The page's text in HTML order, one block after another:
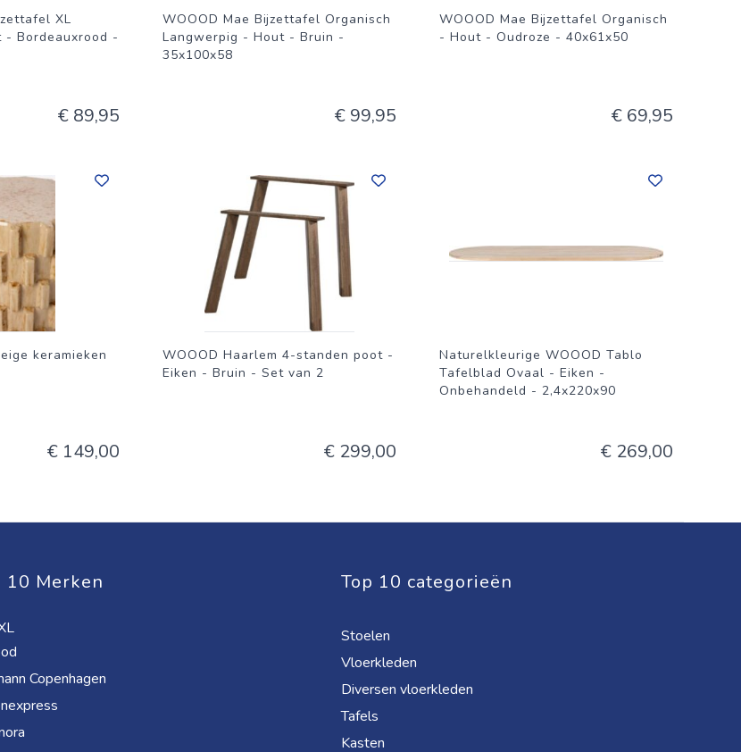
XL
- Bordeauxrood -
€ 89,95
WOOOD Mae Bijzettafel Organisch
Langwerpig - Hout - Bruin -
35x100x58
€ 99,95
WOOOD Mae Bijzettafel Organisch
- Hout - Oudroze - 40x61x50
€ 69,95
keramieken
€ 149,00
WOOOD Haarlem 4-standen poot -
Eiken - Bruin - Set van 2
€ 299,00
Naturelkleurige WOOOD Tablo
Tafelblad Ovaal - Eiken -
Onbehandeld - 2,4x220x90
€ 269,00
10 Merken
Copenhagen
Top 10 categorieën
Stoelen
Vloerkleden
Diversen vloerkleden
Tafels
Kasten